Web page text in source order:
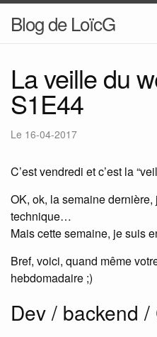
Blog de LoïcG
La veille du
S1E44
Le 16-04-2017
C’est vendredi et c’est la
OK, ok, la semaine dernière,
technique…
Mais cette semaine, je suis
Bref, voici, quand même
hebdomadaire ;)
Dev / backend /